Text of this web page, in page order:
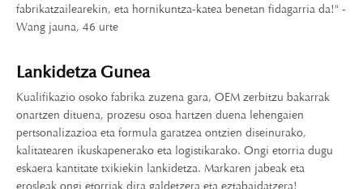
fabrikatzailearekin, eta hornikuntza-katea benetan fidagarria da!" -
Wang jauna, 46 urte
Lankidetza Gunea
Kualifikazio osoko fabrika zuzena gara, OEM zerbitzu bakarrak
onartzen dituena, prozesu osoa hartzen duena lehengaien
pertsonalizazioa eta formula garatzea ontzien diseinurako,
kalitatearen ikuskapenerako eta logistikarako. Ongi etorria dugu
eskaera kantitate txikiekin lankidetza. Markaren jabeak eta